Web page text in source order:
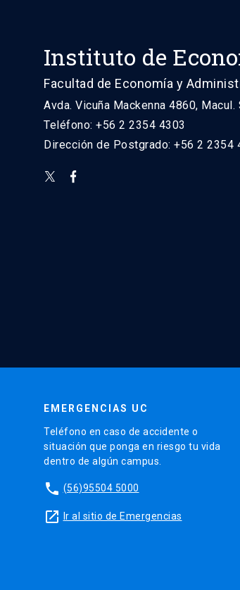
Instituto de
Facultad de Economía y
Avda. Vicuña Mackenna 4860, Macul.
Teléfono: +56 2 2354 4303
Dirección de Postgrado: +56 2 2354
EMERGENCIAS UC
Teléfono en caso de accidente o
situación que ponga en riesgo tu vida
dentro de algún campus.
phone (56)95504 5000
launch Ir al sitio de Emergencias